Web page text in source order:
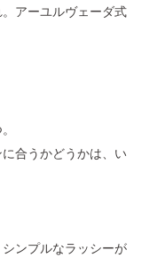
アーユルヴェーダ式
合うかどうかは、い
ンプルなラッシーが